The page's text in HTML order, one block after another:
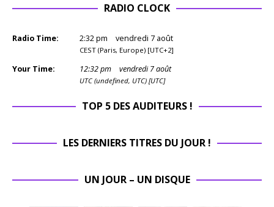
RADIO CLOCK
Radio Time: 2:32pm vendredi 7 août
CEST (Paris, Europe) [UTC+2]
Your Time: 12:32pm vendredi 7 août
UTC (undefined, UTC) [UTC]
TOP 5 DES AUDITEURS !
LES DERNIERS TITRES DU JOUR !
UN JOUR – UN DISQUE